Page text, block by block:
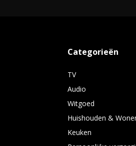
Categorieën
TV
Audio
Witgoed
Huishouden &
Keuken